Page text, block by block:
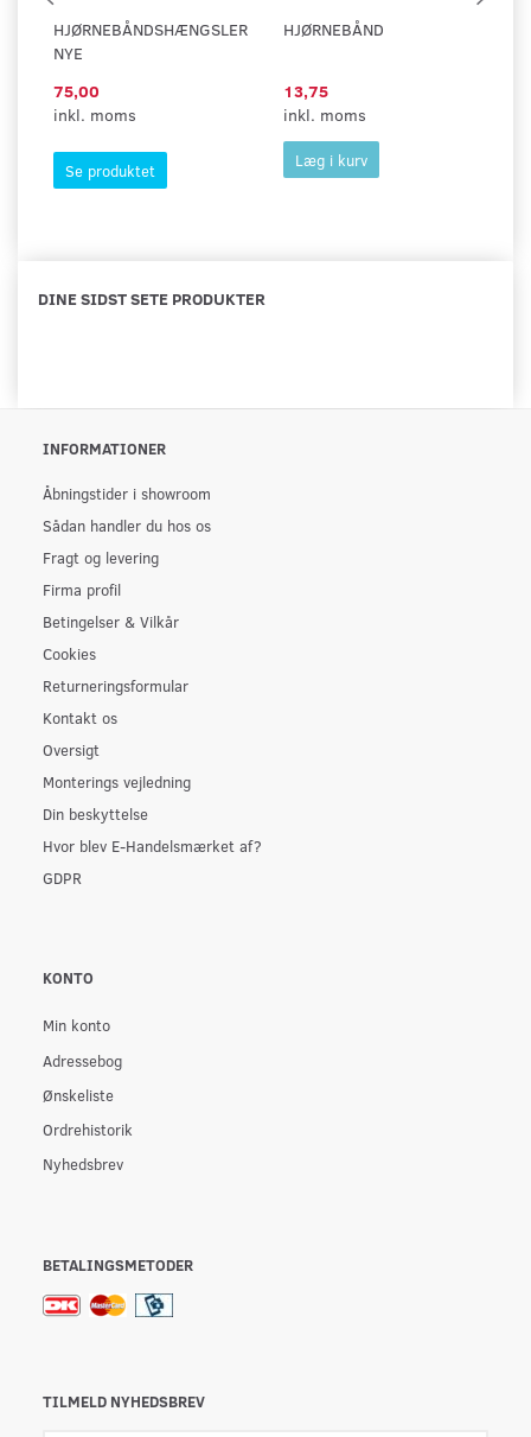
HJØRNEBÅNDSHÆNGSLER
NYE
75,00
inkl. moms
Se produktet
HJØRNEBÅND
13,75
inkl. moms
Læg i kurv
DINE SIDST SETE PRODUKTER
INFORMATIONER
Åbningstider i showroom
Sådan handler du hos os
Fragt og levering
Firma profil
Betingelser & Vilkår
Cookies
Returneringsformular
Kontakt os
Oversigt
Monterings vejledning
Din beskyttelse
Hvor blev E-Handelsmærket af?
GDPR
KONTO
Min konto
Adressebog
Ønskeliste
Ordrehistorik
Nyhedsbrev
BETALINGSMETODER
TILMELD NYHEDSBREV